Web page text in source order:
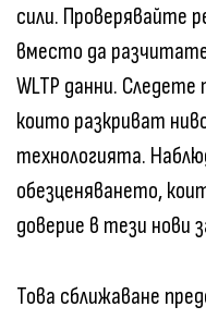
сили. Проверявайте
вместо да
WLTP данни.
които разкриват
технологията.
обезценяването,
доверие в тези нови
Това сближаване